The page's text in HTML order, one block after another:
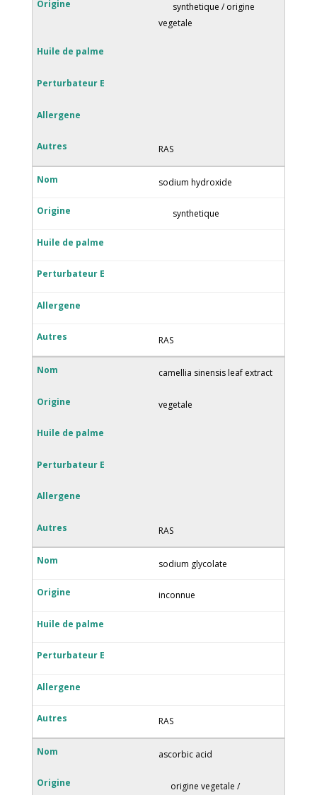
synthetique / origine
vegetale
RAS
sodium hydroxide
synthetique
RAS
camellia sinensis leaf extract
vegetale
RAS
sodium glycolate
inconnue
RAS
ascorbic acid
origine vegetale /